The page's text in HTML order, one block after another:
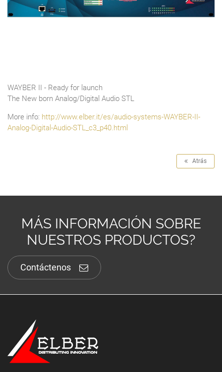
WAYBER II - Ready for launch
The New born Analog/Digital Audio STL
More info: http://www.elber.it/es/audio-systems-WAYBER-II-
Analog-Digital-Audio-STL_c3_p40.html
Atrás
MÁS INFORMACIÓN SOBRE
NUESTROS PRODUCTOS?
Contáctenos